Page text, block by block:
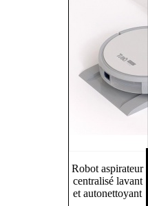
Robot aspirateur
centralisé lavant
et autonettoyant